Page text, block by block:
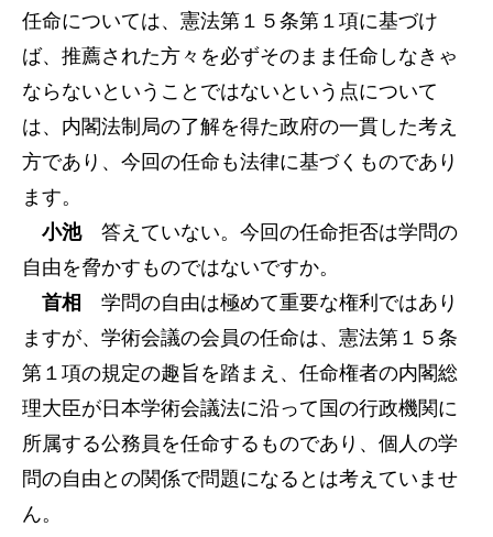
任命については、憲法第１５条第１項に基づけ
ば、推薦された方々を必ずそのまま任命しなきゃ
ならないということではないという点について
は、内閣法制局の了解を得た政府の一貫した考え
方であり、今回の任命も法律に基づくものであり
ます。
小池答えていない。今回の任命拒否は学問の
自由を脅かすものではないですか。
首相
学問の自由は極めて重要な権利ではあり
ますが、学術会議の会員の任命は、憲法第１５条
第１項の規定の趣旨を踏まえ、任命権者の内閣総
理大臣が日本学術会議法に沿って国の行政機関に
所属する公務員を任命するものであり、個人の学
問の自由との関係で問題になるとは考えていませ
ん。